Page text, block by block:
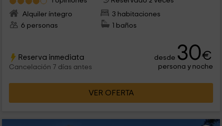
Alquiler íntegro
3 habitaciones
6 personas
1 baños
Reserva inmediata
Cancelación 7 días antes
desde 30€
persona y noche
VER OFERTA